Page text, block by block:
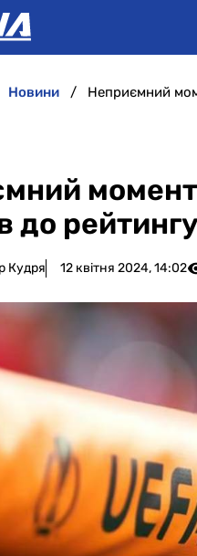
новини
момент
до
Кудря 12 квітня 2024, 14:02